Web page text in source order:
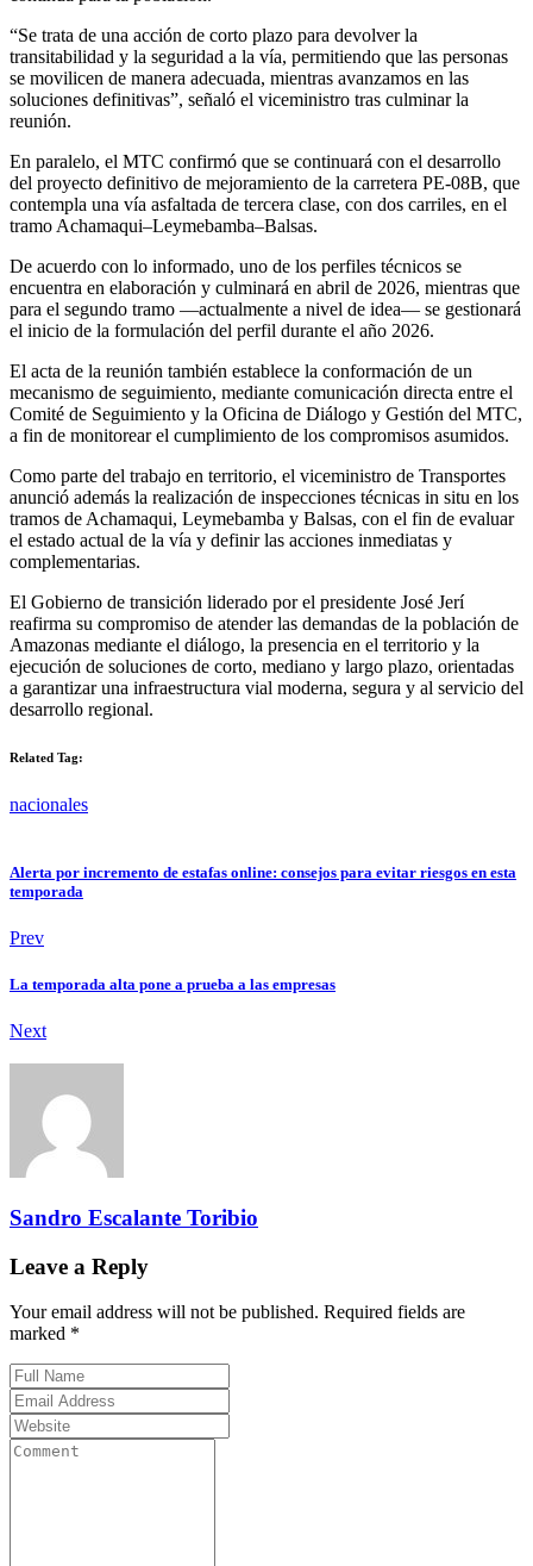
“Se trata de una acción de corto plazo para devolver la
transitabilidad y la seguridad a la vía, permitiendo que las personas
se movilicen de manera adecuada, mientras avanzamos en las
soluciones definitivas”, señaló el viceministro tras culminar la
reunión.
En paralelo, el MTC confirmó que se continuará con el desarrollo
del proyecto definitivo de mejoramiento de la carretera PE-08B, que
contempla una vía asfaltada de tercera clase, con dos carriles, en el
tramo Achamaqui–Leymebamba–Balsas.
De acuerdo con lo informado, uno de los perfiles técnicos se
encuentra en elaboración y culminará en abril de 2026, mientras que
para el segundo tramo —actualmente a nivel de idea— se gestionará
el inicio de la formulación del perfil durante el año 2026.
El acta de la reunión también establece la conformación de un
mecanismo de seguimiento, mediante comunicación directa entre el
Comité de Seguimiento y la Oficina de Diálogo y Gestión del MTC,
a fin de monitorear el cumplimiento de los compromisos asumidos.
Como parte del trabajo en territorio, el viceministro de Transportes
anunció además la realización de inspecciones técnicas in situ en los
tramos de Achamaqui, Leymebamba y Balsas, con el fin de evaluar
el estado actual de la vía y definir las acciones inmediatas y
complementarias.
El Gobierno de transición liderado por el presidente José Jerí
reafirma su compromiso de atender las demandas de la población de
Amazonas mediante el diálogo, la presencia en el territorio y la
ejecución de soluciones de corto, mediano y largo plazo, orientadas
a garantizar una infraestructura vial moderna, segura y al servicio del
desarrollo regional.
Related Tag:
nacionales
Alerta por incremento de estafas online: consejos para evitar riesgos en esta
temporada
Prev
La temporada alta pone a prueba a las empresas
Next
Sandro Escalante Toribio
Leave a Reply
Your email address will not be published. Required fields are
marked *